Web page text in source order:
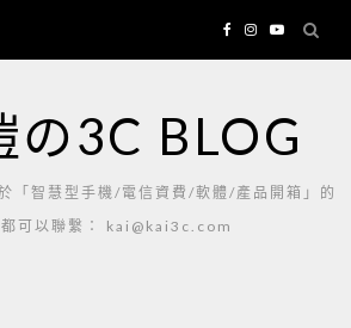
の3C BLOG
「智慧型手機/電信資費/軟體/產品開箱」的
可以聯繫： kai@kai3c.com